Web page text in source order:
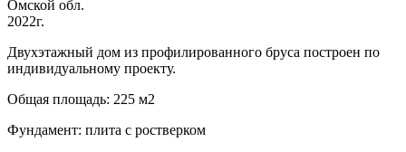
Омской обл.
2022г.
Двухэтажный дом из профилированного бруса построен по
индивидуальному проекту.
Общая площадь: 225 м2
Фундамент: плита с ростверком